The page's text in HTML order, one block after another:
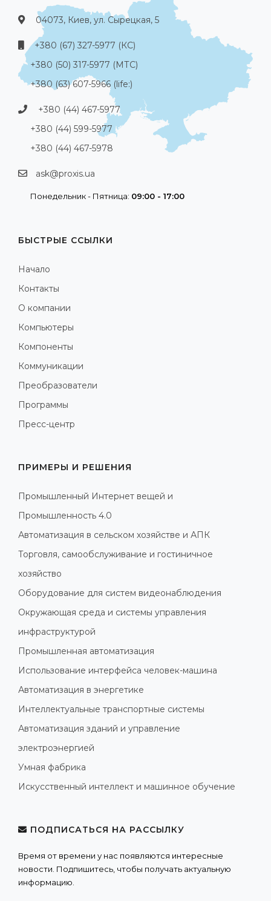
04073, Киев, ул. Сырецкая, 5
+380 (67) 327-5977 (КС)
+380 (50) 317-5977 (МТС)
+380 (63) 607-5966 (life:)
+380 (44) 467-5977
+380 (44) 599-5977
+380 (44) 467-5978
ask@proxis.ua
Понедельник - Пятница: 09:00 - 17:00
БЫСТРЫЕ ССЫЛКИ
Начало
Контакты
О компании
Компьютеры
Компоненты
Коммуникации
Преобразователи
Программы
Пресс-центр
ПРИМЕРЫ И РЕШЕНИЯ
Промышленный Интернет вещей и
Промышленность 4.0
Автоматизация в сельском хозяйстве и АПК
Торговля, самообслуживание и гостиничное
хозяйство
Оборудование для систем видеонаблюдения
Окружающая среда и системы управления
инфраструктурой
Промышленная автоматизация
Использование интерфейса человек-машина
Автоматизация в энергетике
Интеллектуальные транспортные системы
Автоматизация зданий и управление
электроэнергией
Умная фабрика
Искусственный интеллект и машинное обучение
ПОДПИСАТЬСЯ НА РАССЫЛКУ
Время от времени у нас появляются интересные
новости. Подпишитесь, чтобы получать актуальную
информацию.